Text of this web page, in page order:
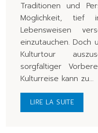
Traditionen und
Möglichkeit, tief
Lebensweisen
einzutauchen. Doch
Kulturtour
sorgfältiger
Kulturreise kann zu…
LIRE LA SUITE